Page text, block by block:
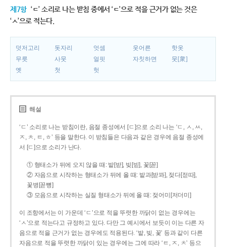
제7항 ‘ㄷ’ 소리로 나는 받침 중에서 ‘ㄷ’으로 적을 근거가 없는 것은
‘ㅅ’으로 적는다.
덧저고리 돗자리 엇셈 웃어른
핫옷
무릇
사뭇 얼핏 자칫하면
뭇[衆]
옛
첫 헛
해설
‘ㄷ’ 소리로 나는 받침이란, 음절 종성에서 [ㄷ]으로 소리 나는 ‘ㄷ, ㅅ, ㅆ,
ㅈ, ㅊ, ㅌ, ㅎ’ 등을 말한다. 이 받침들은 다음과 같은 경우에 음절 종성에
서 [ㄷ]으로 소리가 난다.
① 형태소가 뒤에 오지 않을 때: 밭[받], 빚[빋], 꽃[꼳]
② 자음으로 시작하는 형태소가 뒤에 올 때: 밭과[받꽈], 젖다[젇따],
꽃병[꼳뼝]
③ 모음으로 시작하는 실질 형태소가 뒤에 올 때: 젖어미[저더미]
이 조항에서는 이 가운데 ‘ㄷ’으로 적을 뚜렷한 까닭이 없는 경우에는
‘ㅅ’으로 적는다고 규정하고 있다. 다만 그 예시에서 보듯이 이는 다른 자
음으로 적을 근거가 없는 경우에도 적용된다. ‘밭, 빚, 꽃’ 등과 같이 다른
자음으로 적을 뚜렷한 까닭이 있는 경우에는 그에 따라 ‘ㅌ, ㅈ, ㅊ’ 등으